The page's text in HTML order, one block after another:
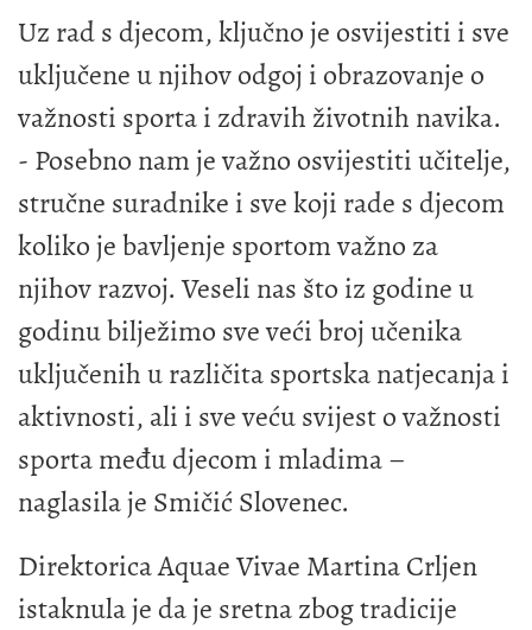
Uz rad s djecom, ključno je osvijestiti i sve
uključene u njihov odgoj i obrazovanje o
važnosti sporta i zdravih životnih navika.
- Posebno nam je važno osvijestiti učitelje,
stručne suradnike i sve koji rade s djecom
koliko je bavljenje sportom važno za
njihov razvoj. Veseli nas što iz godine u
godinu bilježimo sve veći broj učenika
uključenih u različita sportska natjecanja i
aktivnosti, ali i sve veću svijest o važnosti
sporta među djecom i mladima –
naglasila je Smičić Slovenec.
Direktorica Aquae Vivae Martina Crljen
istaknula je da je sretna zbog tradicije